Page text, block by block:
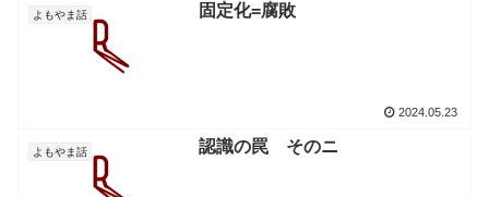
よもやま話 固定化=腐敗
2024.05.23
よもやま話 認識の罠 そのニ